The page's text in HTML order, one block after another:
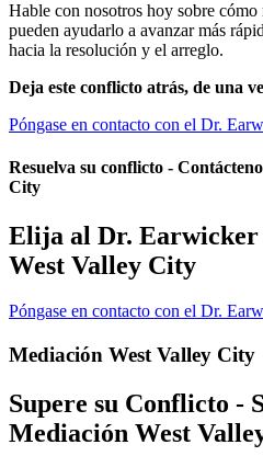
Hable con nosotros hoy sobre
pueden ayudarlo a avanzar más
hacia la resolución y el arreglo.
Deja este conflicto atrás, de una
Póngase en contacto con el Dr.
Resuelva su conflicto -
City
Elija al Dr. Earwicker
West Valley City
Póngase en contacto con el Dr.
Mediación West Valley City
Supere su Conflicto -
Mediación West